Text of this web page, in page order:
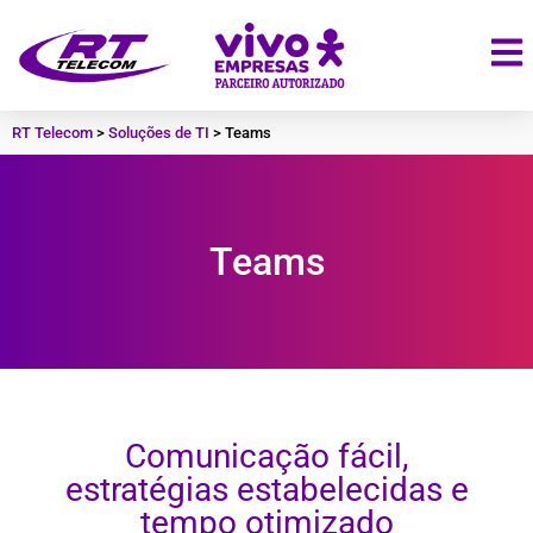
RT Telecom > Soluções de TI > Teams
Teams
Comunicação fácil,
estratégias estabelecidas e
tempo otimizado